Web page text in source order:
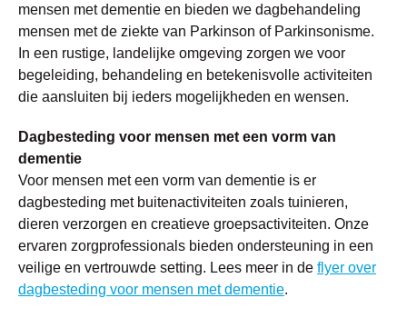
mensen met dementie en bieden we dagbehandeling
mensen met de ziekte van Parkinson of Parkinsonisme.
In een rustige, landelijke omgeving zorgen we voor
begeleiding, behandeling en betekenisvolle activiteiten
die aansluiten bij ieders mogelijkheden en wensen.
Dagbesteding voor mensen met een vorm van
dementie
Voor mensen met een vorm van dementie is er
dagbesteding met buitenactiviteiten zoals tuinieren,
dieren verzorgen en creatieve groepsactiviteiten. Onze
ervaren zorgprofessionals bieden ondersteuning in een
veilige en vertrouwde setting. Lees meer in de flyer over
dagbesteding voor mensen met dementie.